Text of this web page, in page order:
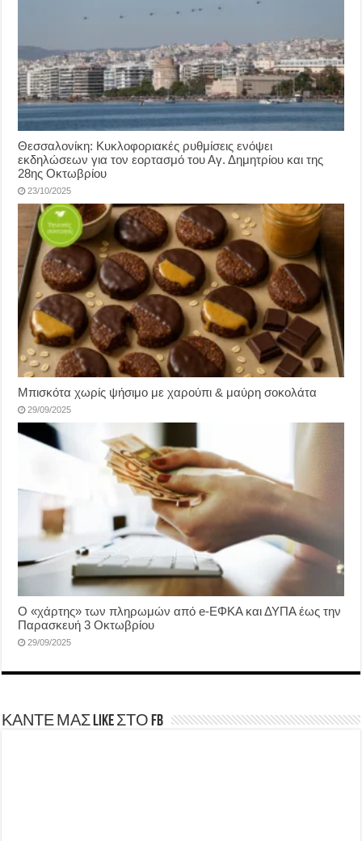
Θεσσαλονίκη: Κυκλοφοριακές ρυθμίσεις ενόψει
εκδηλώσεων για τον εορτασμό του Αγ. Δημητρίου και της
28ης Οκτωβρίου
23/10/2025
Μπισκότα χωρίς ψήσιμο με χαρούπι & μαύρη σοκολάτα
29/09/2025
Ο «χάρτης» των πληρωμών από e-ΕΦΚΑ και ΔΥΠΑ έως την
Παρασκευή 3 Οκτωβρίου
29/09/2025
ΚΑΝΤΕ ΜΑΣ LIKE ΣΤΟ FB